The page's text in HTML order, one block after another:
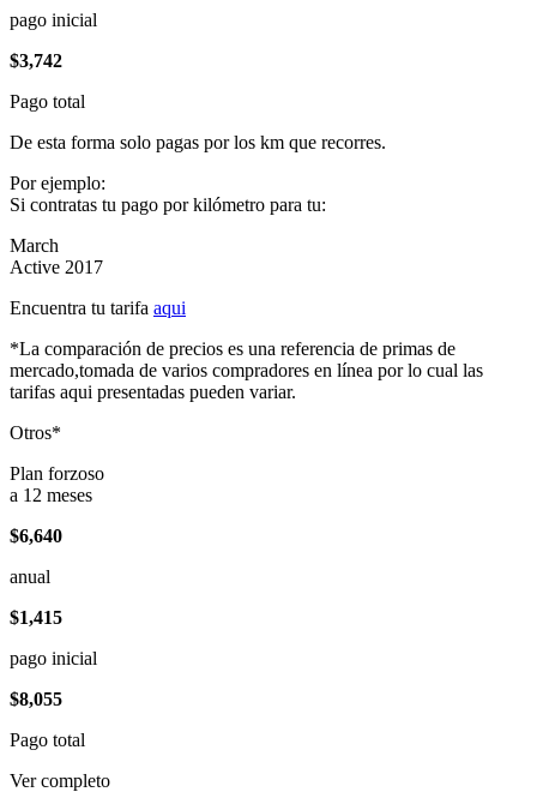
pago inicial
$3,742
Pago total
De esta forma solo pagas por los km que recorres.
Por ejemplo:
Si contratas tu pago por kilómetro para tu:
March
Active 2017
Encuentra tu tarifa aqui
*La comparación de precios es una referencia de primas de
mercado,tomada de varios compradores en línea por lo cual las
tarifas aqui presentadas pueden variar.
Otros*
Plan forzoso
a 12 meses
$6,640
anual
$1,415
pago inicial
$8,055
Pago total
Ver completo